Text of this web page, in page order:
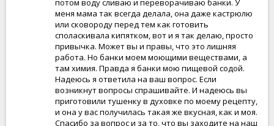
потом воду сливаю и переворачиваю банки. У
меня мама так всегда делала, она даже кастрюлю
или сковороду перед тем как готовить
споласкивала кипятком, вот и я так делаю, просто
привычка. Может вы и правы, что это лишняя
работа. Но банки моем моющими веществами, а
там химия. Правда я банки мою пищевой содой.
Надеюсь я ответила на ваш вопрос. Если
возникнут вопросы спрашивайте. И надеюсь вы
приготовили тушенку в духовке по моему рецепту,
и она у вас получилась такая же вкусная, как и моя.
Спасибо за вопрос и за то, что вы заходите на наш